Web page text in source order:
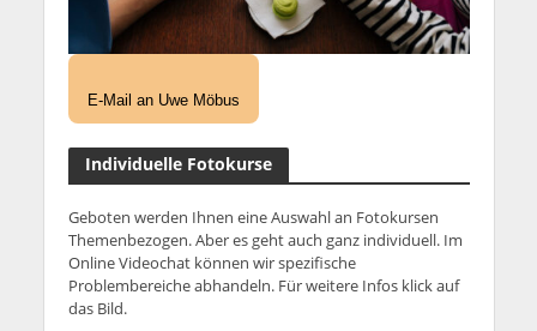
E-Mail an Uwe Möbus
Individuelle Fotokurse
Geboten werden Ihnen eine Auswahl an Fotokursen
Themenbezogen. Aber es geht auch ganz individuell. Im
Online Videochat können wir spezifische
Problembereiche abhandeln. Für weitere Infos klick auf
das Bild.